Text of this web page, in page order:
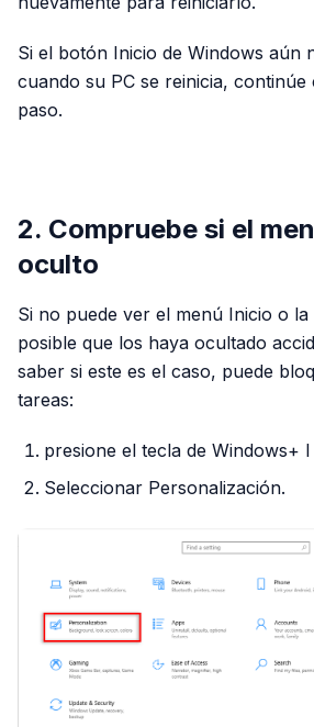
Si el botón Inicio de Windows aún
cuando su PC se reinicia, continúe
paso.
2. Compruebe si el
oculto
Si no puede ver el menú Inicio o
posible que los haya ocultado
saber si este es el caso, puede
tareas:
presione el tecla de Windows+
Seleccionar Personalización.